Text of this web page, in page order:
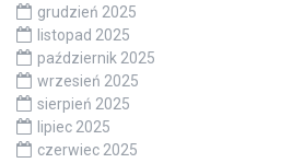
grudzień 2025
listopad 2025
październik 2025
wrzesień 2025
sierpień 2025
lipiec 2025
czerwiec 2025